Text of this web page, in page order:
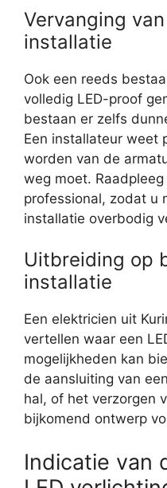
Vervanging
installatie
Ook een reeds
volledig LED-proof
bestaan er zelfs
Een installateur weet
worden van de
weg moet.
professional, zodat u
installatie overbodig
Uitbreiding op
installatie
Een elektricien uit
vertellen waar een
mogelijkheden kan
de aansluiting van
hal, of het verzorgen
bijkomend ontwerp
Indicatie van